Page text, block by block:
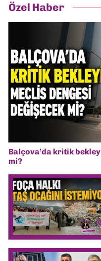
Özel Haber
Balçova’da kritik
mi?